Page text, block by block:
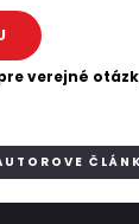
verejné